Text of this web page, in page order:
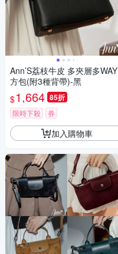
Ann’S荔枝牛皮 多夾層多WAY
方包(附3種背帶)-黑
$1,664 85折
限時下殺 券
加入購物車